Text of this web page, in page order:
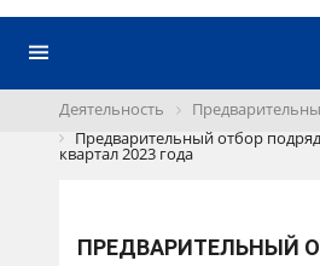
Деятельность
Предварительный отбор
квартал 2023 года
ПРЕДВАРИТЕЛЬНЫЙ